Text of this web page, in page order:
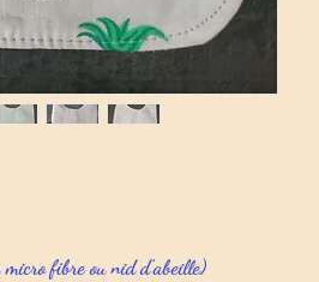
micro fibre ou nid d'abeille)